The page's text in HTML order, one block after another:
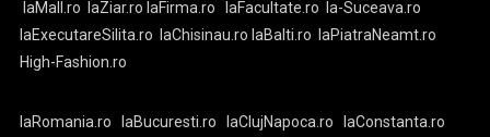
laMall.ro
laZiar.ro laFirma.ro laFacultate.ro
la-Suceava.ro
laExecutareSilita.ro
laChisinau.ro laBalti.ro
laPiatraNeamt.ro
High-Fashion.ro
laRomania.ro laBucuresti.ro laClujNapoca.ro laConstanta.ro